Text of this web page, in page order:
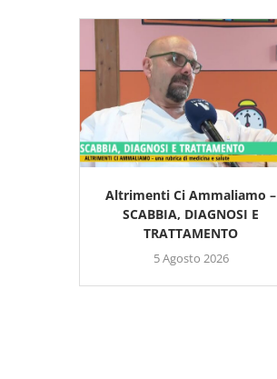
Altrimenti Ci Ammaliamo –
SCABBIA, DIAGNOSI E
TRATTAMENTO
5 Agosto 2026